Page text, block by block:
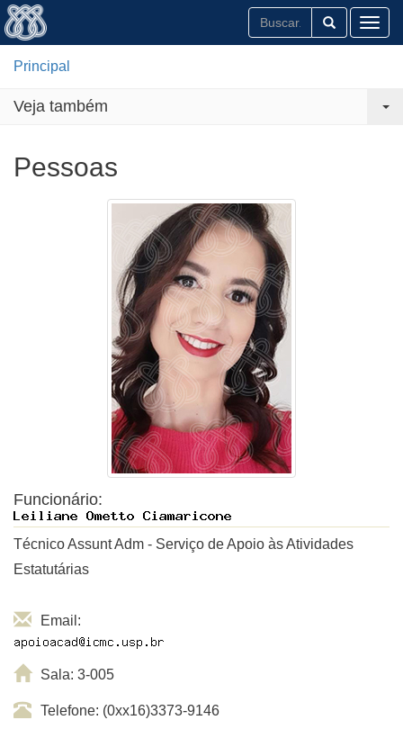
Principal
Veja também
Pessoas
Funcionário:
Técnico Assunt Adm - Serviço de Apoio às Atividades
Estatutárias
Email:
Sala: 3-005
Telefone: (0xx16)3373-9146